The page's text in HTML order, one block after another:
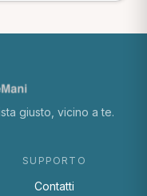
giusto, vicino a te.
SUPPORTO
Contatti